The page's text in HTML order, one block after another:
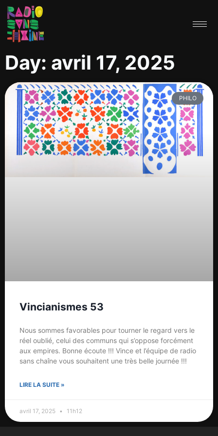
Day: avril 17, 2025
PHILO
Vincianismes 53
Nous sommes favorables pour tourner le regard vers le
réel oublié, celui des communs qui s’oppose forcément
aux empires. Bonne écoute !!! Vince et l’équipe de radio
sans chaîne vous souhaitent une très belle journée !!!
LIRE LA SUITE »
avril 17, 2025 11h12